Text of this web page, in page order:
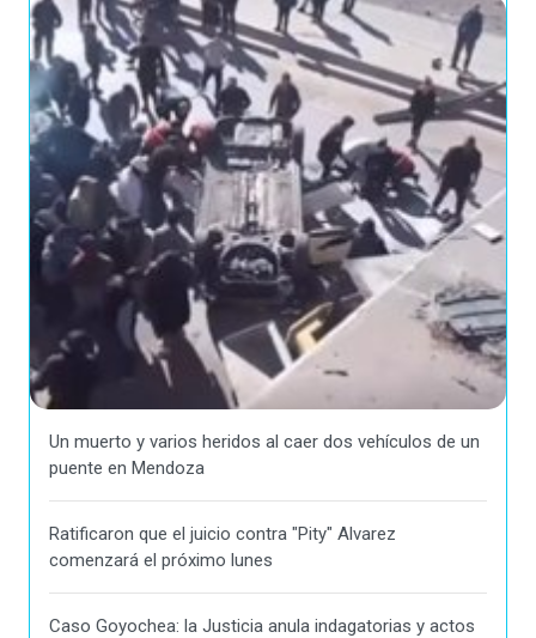
Un muerto y varios heridos al caer dos vehículos de un
puente en Mendoza
Ratificaron que el juicio contra "Pity" Alvarez
comenzará el próximo lunes
Caso Goyochea: la Justicia anula indagatorias y actos